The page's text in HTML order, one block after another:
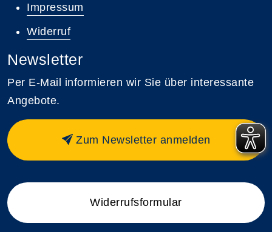
Impressum
Widerruf
Newsletter
Per E-Mail informieren wir Sie über interessante
Angebote.
Zum Newsletter anmelden
Widerrufsformular